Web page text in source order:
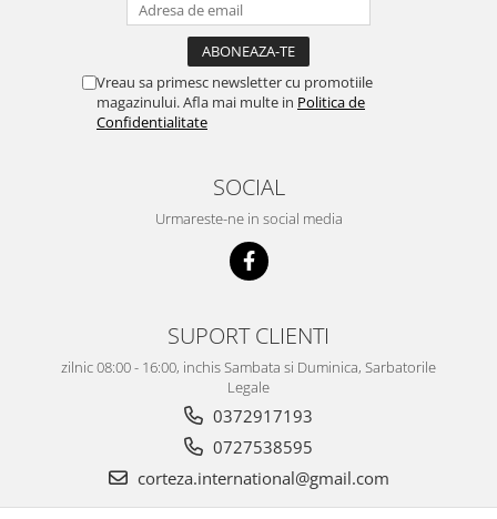
Vreau sa primesc newsletter cu promotiile
magazinului. Afla mai multe in Politica de
Confidentialitate
SOCIAL
Urmareste-ne in social media
SUPORT CLIENTI
zilnic 08:00 - 16:00, inchis Sambata si Duminica, Sarbatorile
Legale
0372917193
0727538595
corteza.international@gmail.com